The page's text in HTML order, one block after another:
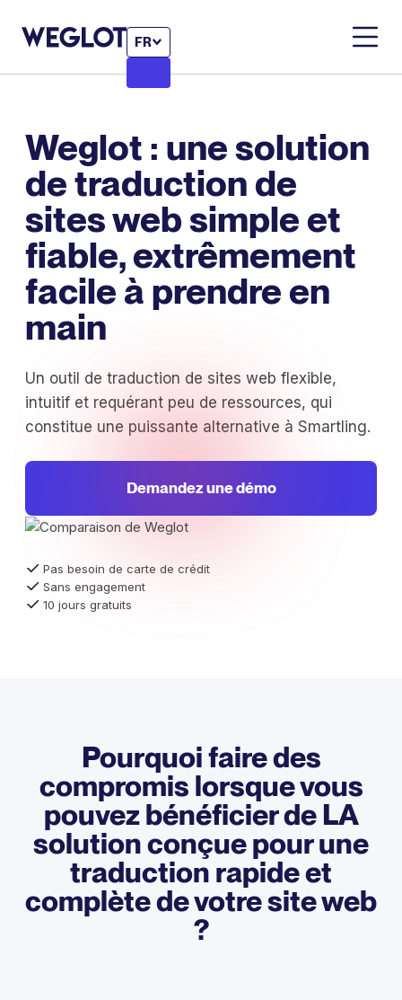
FR
Weglot : une solution
de traduction de
sites web simple et
fiable, extrêmement
facile à prendre en
main
Un outil de traduction de sites web flexible,
intuitif et requérant peu de ressources, qui
constitue une puissante alternative à Smartling.
Demandez une démo
Pas besoin de carte de crédit
Sans engagement
10 jours gratuits
Pourquoi faire des
compromis lorsque vous
pouvez bénéficier de LA
solution conçue pour une
traduction rapide et
complète de votre site web
?